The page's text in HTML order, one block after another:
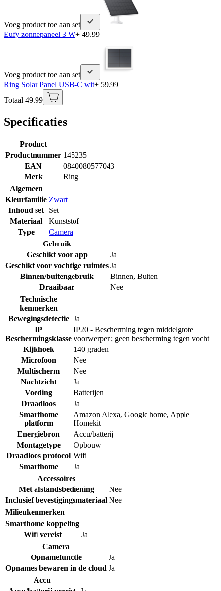
Voeg product toe aan set
Eufy zonnepaneel 3 W+ 49.99
Voeg product toe aan set
Ring Solar Panel USB-C wit+ 59.99
Totaal 49.99
Specificaties
Product
Productnummer 145235
EAN
0840080577043
Merk
Ring
Algemeen
Kleurfamilie Zwart
Inhoud set
Set
Materiaal
Kunststof
Type
Camera
Gebruik
Geschikt voor app
Ja
Geschikt voor vochtige ruimtes Ja
Binnen/buitengebruik
Binnen, Buiten
Draaibaar
Nee
Technische
kenmerken
Bewegingsdetectie Ja
IP
Beschermingsklasse
IP20 - Bescherming tegen middelgrote
voorwerpen; geen bescherming tegen vocht
Kijkhoek
140 graden
Microfoon
Nee
Multischerm
Nee
Nachtzicht
Ja
Voeding
Batterijen
Draadloos
Ja
Smarthome
platform
Amazon Alexa, Google home, Apple
Homekit
Energiebron
Accu/batterij
Montagetype
Opbouw
Draadloos protocol Wifi
Smarthome
Ja
Accessoires
Met afstandsbediening
Nee
Inclusief bevestigingsmateriaal Nee
Milieukenmerken
Smarthome koppeling
Wifi vereist
Ja
Camera
Opnamefunctie
Ja
Opnames bewaren in de cloud Ja
Accu